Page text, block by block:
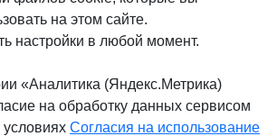
на этом сайте.
настройки в любой момент.
«Аналитика (Яндекс.Метрика)
на обработку данных сервисом
Согласия на использование